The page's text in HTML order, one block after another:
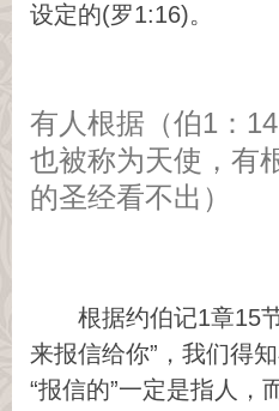
设定的(罗1:16)。
有人根据（伯1：
也被称为天使，有
的圣经看不出）
根据约伯记1章15
来报信给你”，我们得
“报信的”一定是指人，